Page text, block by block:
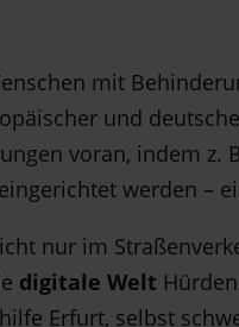
mit
und
voran, indem z.
werden –
nur im
digitale Welt
Erfurt, selbst